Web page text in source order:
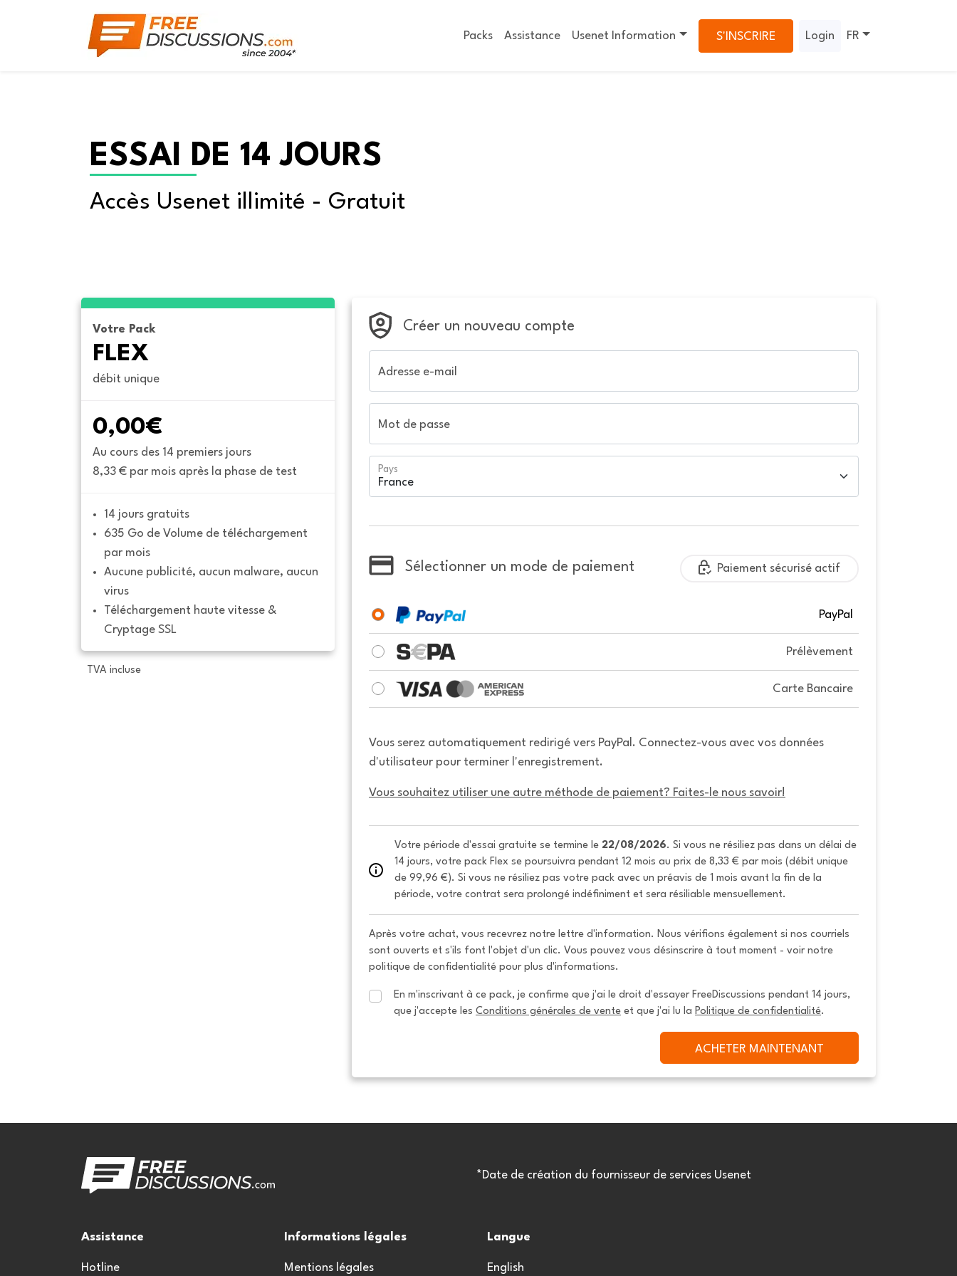
Packs Assistance Usenet Information S'INSCRIRE Login FR
ESSAI DE 14 JOURS
Accès Usenet illimité - Gratuit
Votre Pack
FLEX
débit unique
0,00€
Au cours des 14 premiers jours
8,33 € par mois après la phase de test
14 jours gratuits
635 Go de Volume de téléchargement
par mois
Aucune publicité, aucun malware, aucun
virus
Téléchargement haute vitesse &
Cryptage SSL
TVA incluse
Créer un nouveau compte
Adresse e-mail
Mot de passe
Pays
Sélectionner un mode de paiement Paiement sécurisé actif
PayPal
Prélèvement
Carte Bancaire
Vous serez automatiquement redirigé vers PayPal. Connectez-vous avec vos données
d'utilisateur pour terminer l'enregistrement.
Vous souhaitez utiliser une autre méthode de paiement? Faites-le nous savoir!
Votre période d'essai gratuite se termine le 22/08/2026. Si vous ne résiliez pas dans un délai de
14 jours, votre pack Flex se poursuivra pendant 12 mois au prix de 8,33 € par mois (débit unique
de 99,96 €). Si vous ne résiliez pas votre pack avec un préavis de 1 mois avant la fin de la
période, votre contrat sera prolongé indéfiniment et sera résiliable mensuellement.
Après votre achat, vous recevrez notre lettre d'information. Nous vérifions également si nos courriels
sont ouverts et s'ils font l'objet d'un clic. Vous pouvez vous désinscrire à tout moment - voir notre
politique de confidentialité pour plus d'informations.
En m'inscrivant à ce pack, je confirme que j'ai le droit d'essayer FreeDiscussions pendant 14 jours,
que j'accepte les Conditions générales de vente et que j'ai lu la Politique de confidentialité.
ACHETER MAINTENANT
*Date de création du fournisseur de services Usenet
Assistance
Hotline
Informations légales
Mentions légales
Langue
English